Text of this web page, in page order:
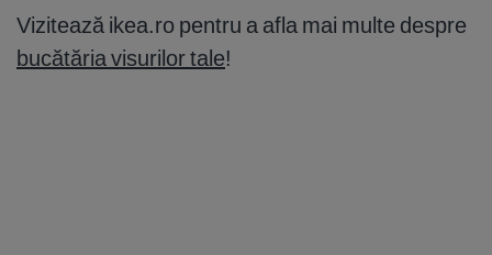
Vizitează ikea.ro pentru a afla mai multe despre
bucătăria visurilor tale!